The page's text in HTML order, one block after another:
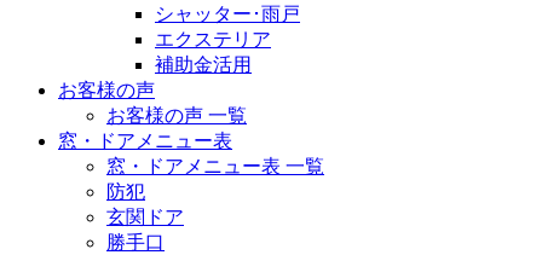
シャッター･雨戸
エクステリア
補助金活用
お客様の声
お客様の声 一覧
窓・ドアメニュー表
窓・ドアメニュー表 一覧
防犯
玄関ドア
勝手口